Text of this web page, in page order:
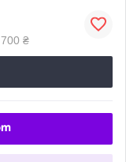
₴